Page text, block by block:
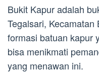
Bukit Kapur adalah
Tegalsari,
formasi batuan kapur
bisa menikmati
yang menawan ini.